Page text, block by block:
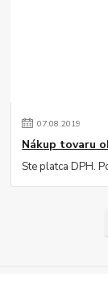
07.08.2019
Nákup tovaru
Ste platca DPH.